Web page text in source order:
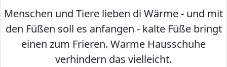
Menschen und Tiere lieben di Wärme - und mit
den Füßen soll es anfangen - kalte Füße bringt
einen zum Frieren. Warme Hausschuhe
verhindern das vielleicht.